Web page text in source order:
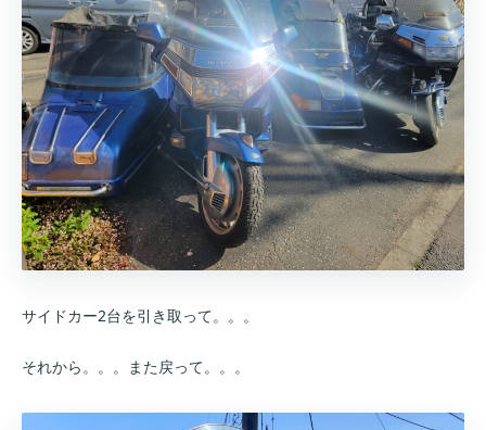
サイドカー2台を引き取って。。。
それから。。。また戻って。。。